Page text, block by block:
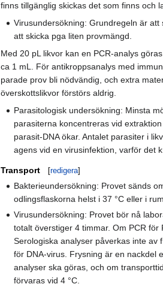
finns tillgänglig skickas det som finns och
Virusundersökning: Grundregeln är
att skicka pga liten provmängd.
Med 20 pL likvor kan en PCR-analys
ca 1 mL. För antikroppsanalys med
parade prov bli nödvändig, och extra
överskottslikvor förstörs aldrig.
Parasitologisk undersökning: Minsta
parasiterna koncentreras vid
parasit-DNA ökar. Antalet parasiter i
agens vid en virusinfektion, varför det
Transport [redigera]
Bakterieundersökning: Provet sänds
odlingsflaskorna helst i 37 °C eller i
Virusundersökning: Provet bör nå
totalt överstiger 4 timmar. Om PCR
Serologiska analyser påverkas inte av
för DNA-virus. Frysning är en nackdel
analyser ska göras, och om
förvaras vid 4 °C.